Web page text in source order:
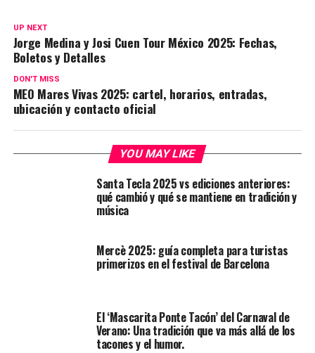
UP NEXT
Jorge Medina y Josi Cuen Tour México 2025: Fechas,
Boletos y Detalles
DON'T MISS
MEO Mares Vivas 2025: cartel, horarios, entradas,
ubicación y contacto oficial
YOU MAY LIKE
Santa Tecla 2025 vs ediciones anteriores:
qué cambió y qué se mantiene en tradición y
música
Mercè 2025: guía completa para turistas
primerizos en el festival de Barcelona
El ‘Mascarita Ponte Tacón’ del Carnaval de
Verano: Una tradición que va más allá de los
tacones y el humor.